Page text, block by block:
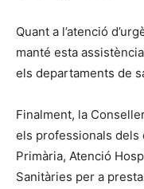
Quant a l’atenció
manté esta
els departaments de
Finalment, la
els professionals dels
Primària, Atenció
Sanitàries per a